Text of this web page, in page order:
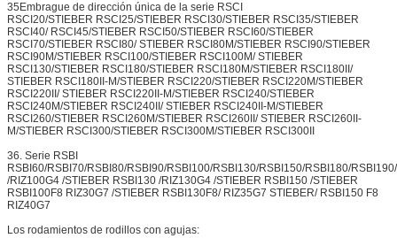
35Embrague de dirección única de la serie RSCI
RSCI20/STIEBER RSCI25/STIEBER RSCI30/STIEBER RSCI35/STIEBER
RSCI40/ RSCI45/STIEBER RSCI50/STIEBER RSCI60/STIEBER
RSCI70/STIEBER RSCI80/ STIEBER RSCI80M/STIEBER RSCI90/STIEBER
RSCI90M/STIEBER RSCI100/STIEBER RSCI100M/ STIEBER
RSCI130/STIEBER RSCI180/STIEBER RSCI180M/STIEBER RSCI180II/
STIEBER RSCI180II-M/STIEBER RSCI220/STIEBER RSCI220M/STIEBER
RSCI220II/ STIEBER RSCI220II-M/STIEBER RSCI240/STIEBER
RSCI240M/STIEBER RSCI240II/ STIEBER RSCI240II-M/STIEBER
RSCI260/STIEBER RSCI260M/STIEBER RSCI260II/ STIEBER RSCI260II-
M/STIEBER RSCI300/STIEBER RSCI300M/STIEBER RSCI300II
36. Serie RSBI
RSBI60/RSBI70/RSBI80/RSBI90/RSBI100/RSBI130/RSBI150/RSBI180/
/RIZ100G4 /STIEBER RSBI130 /RIZ130G4 /STIEBER RSBI150 /STIEBER
RSBI100F8 RIZ30G7 /STIEBER RSBI130F8/ RIZ35G7 STIEBER/ RSBI150 F8
RIZ40G7
Los rodamientos de rodillos con agujas: